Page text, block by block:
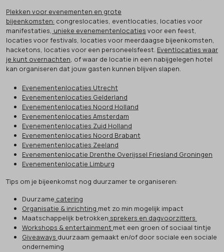
Plekken voor evenementen en grote
bijeenkomsten: congreslocaties, eventlocaties, locaties voor
manifestaties, unieke evenementenlocaties voor een feest,
locaties voor festivals, locaties voor meerdaagse bijeenkomsten,
hacketons, locaties voor een personeelsfeest. Eventlocaties waar
je kunt overnachten, of waar de locatie in een nabijgelegen hotel
kan organiseren dat jouw gasten kunnen blijven slapen.
Evenementenlocaties Utrecht
Evenementenlocaties Gelderland
Evenementenlocaties Noord Holland
Evenementenlocaties Amsterdam
Evenementenlocaties Zuid Holland
Evenementenlocaties Noord Brabant
Evenementenlocaties Zeeland
Evenementenlocatie Drenthe Overijssel Friesland Groningen
Evenementenlocatie Limburg
Tips om je bijeenkomst nog duurzamer te organiseren:
Duurzame catering
Organisatie & inrichting met zo min mogelijk impact
Maatschappelijk betrokken sprekers en dagvoorzitters
Workshops & entertainment met een groen of sociaal tintje
Giveaways duurzaam gemaakt en/of door sociale een sociale
onderneming